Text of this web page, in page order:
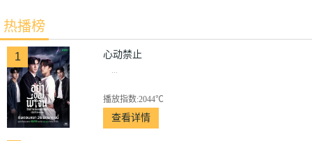
热播榜
1 心动禁止
...
播放指数:2044℃
查看详情